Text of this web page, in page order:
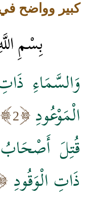
كبير وواضح
بِسْمِ
وَالسَّمَاءِ
الْمَوْعُودِ
2
قُتِلَ أَصْحَابُ
ذَاتِ الْوَقُودِ